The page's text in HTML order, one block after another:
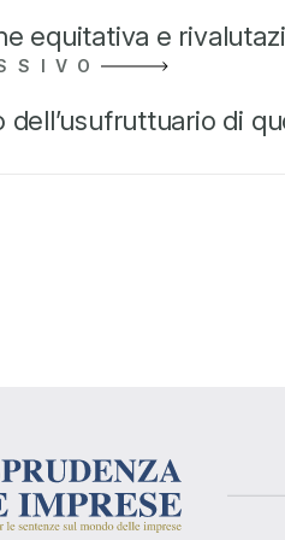
equitativa e
dell’usufruttuario di